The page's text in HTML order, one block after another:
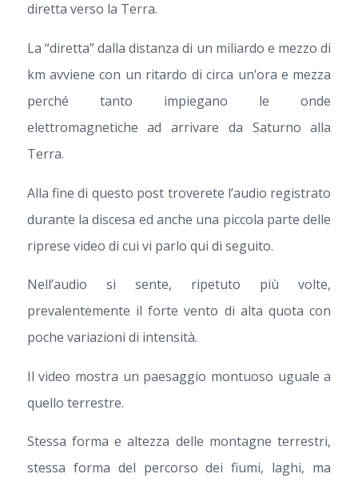
diretta verso la Terra.
La “diretta” dalla distanza di un miliardo e mezzo di
km avviene con un ritardo di circa un’ora e mezza
perché tanto impiegano le onde
elettromagnetiche ad arrivare da Saturno alla
Terra.
Alla fine di questo post troverete l’audio registrato
durante la discesa ed anche una piccola parte delle
riprese video di cui vi parlo qui di seguito.
Nell’audio si sente, ripetuto più volte,
prevalentemente il forte vento di alta quota con
poche variazioni di intensità.
Il video mostra un paesaggio montuoso uguale a
quello terrestre.
Stessa forma e altezza delle montagne terrestri,
stessa forma del percorso dei fiumi, laghi, ma